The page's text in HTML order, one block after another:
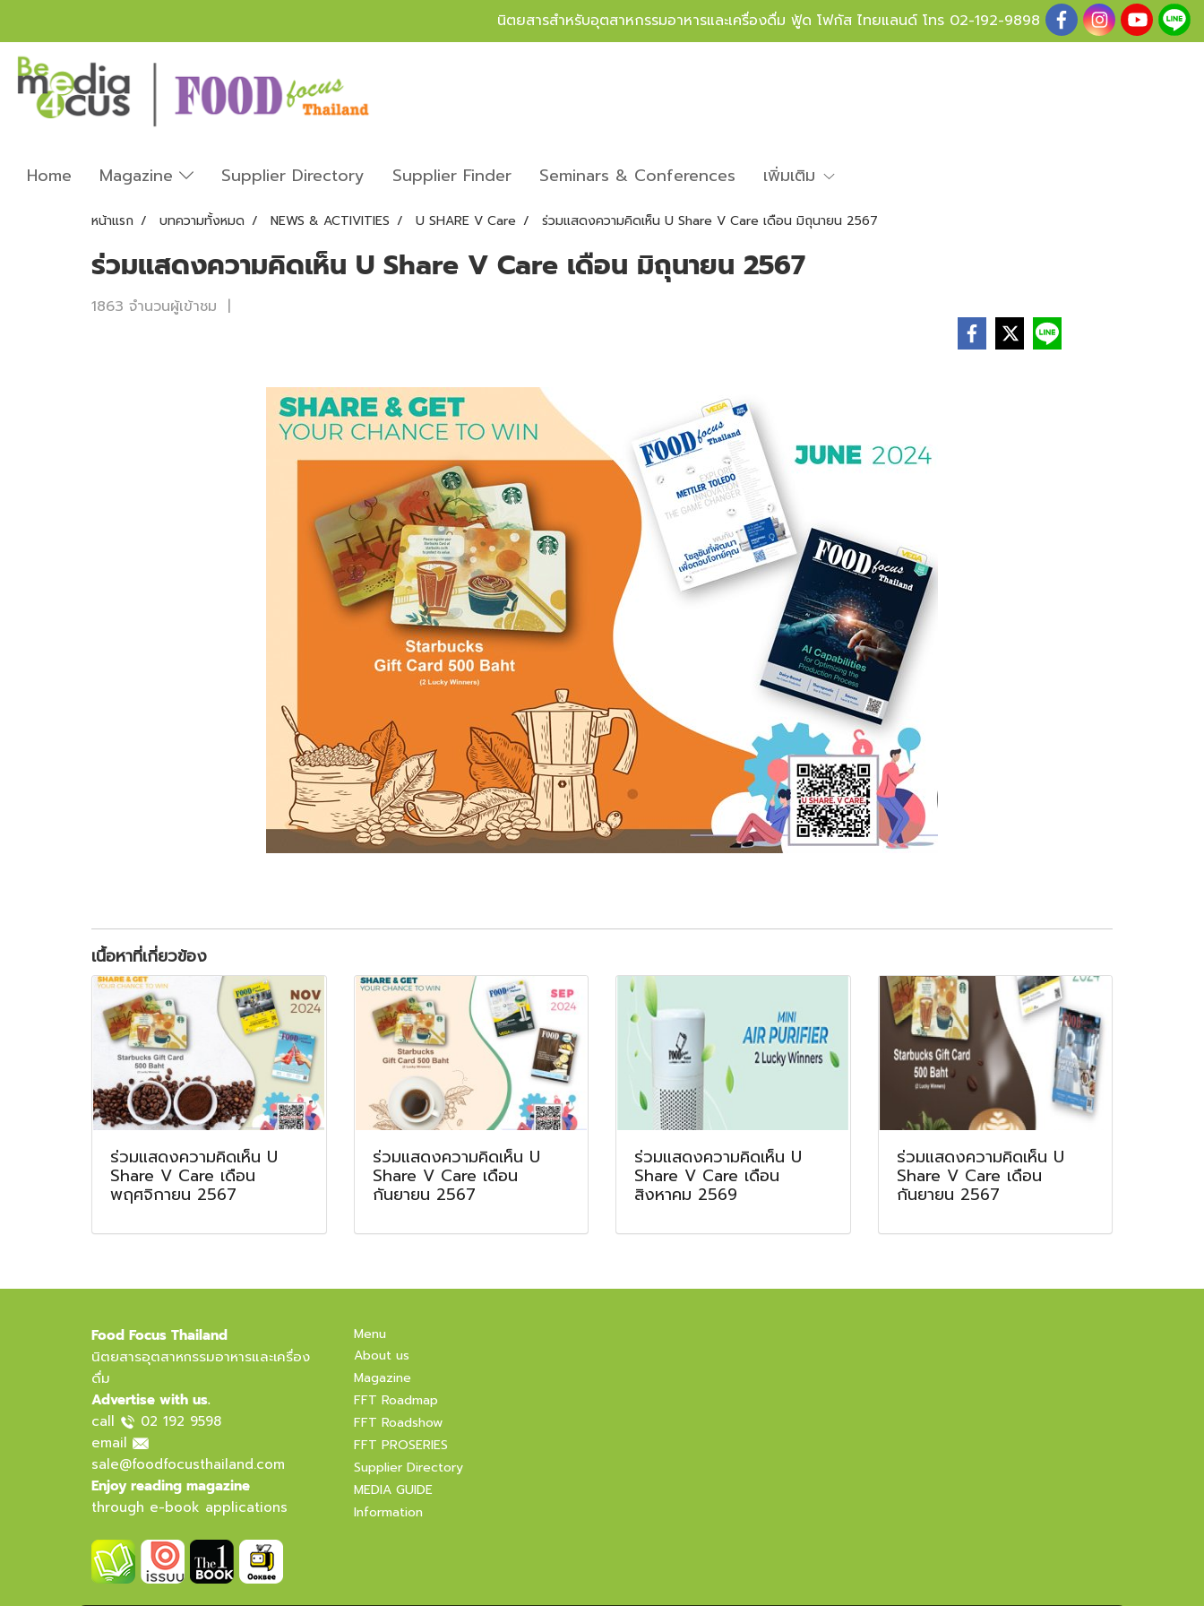
นิตยสารสำหรับอุตสาหกรรมอาหารและเครื่องดื่ม ฟู้ด โฟกัส ไทยแลนด์ โทร 02-192-9898
Home Magazine Supplier Directory Supplier Finder Seminars & Conferences เพิ่มเติม
หน้าแรก บทความทั้งหมด NEWS & ACTIVITIES U SHARE V Care ร่วมแสดงความคิดเห็น U Share V Care เดือน มิถุนายน 2567
ร่วมแสดงความคิดเห็น U Share V Care เดือน มิถุนายน 2567
1863 จำนวนผู้เข้าชม |
เนื้อหาที่เกี่ยวข้อง
ร่วมแสดงความคิดเห็น U
Share V Care เดือน
พฤศจิกายน 2567
ร่วมแสดงความคิดเห็น U
Share V Care เดือน
กันยายน 2567
ร่วมแสดงความคิดเห็น U
Share V Care เดือน
สิงหาคม 2569
ร่วมแสดงความคิดเห็น U
Share V Care เดือน
กันยายน 2567
Food Focus Thailand
นิตยสารอุตสาหกรรมอาหารและเครื่อง
ดื่ม
Advertise with us.
call
02 192 9598
email
sale@foodfocusthailand.com
Enjoy reading magazine
through e-book applications
Menu
About us
Magazine
FFT Roadmap
FFT Roadshow
FFT PROSERIES
Supplier Directory
MEDIA GUIDE
Information